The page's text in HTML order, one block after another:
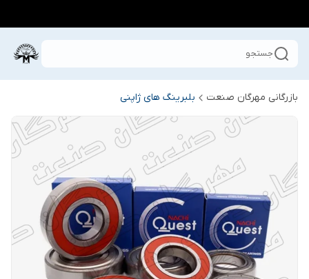
جستجو
بازرگانی مهرگان صنعت بلبرینگ های ژاپنی